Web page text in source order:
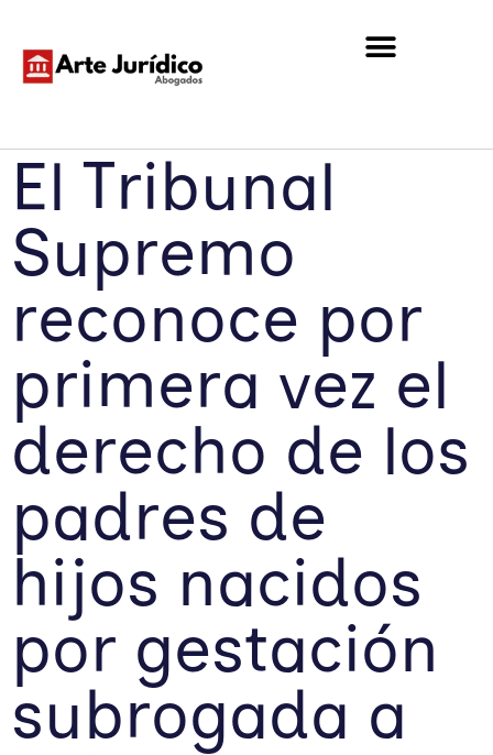
El Tribunal
Supremo
reconoce por
primera vez el
derecho de los
padres de
hijos nacidos
por gestación
subrogada a